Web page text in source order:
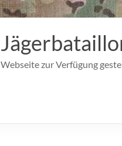
Webseite zur Verfügung